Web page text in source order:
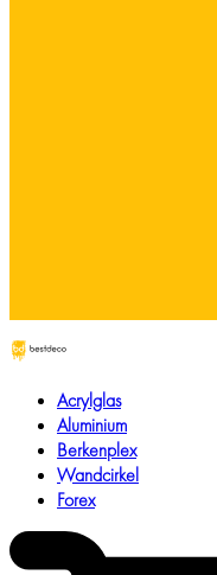
Acrylglas
Aluminium
Berkenplex
Wandcirkel
Forex